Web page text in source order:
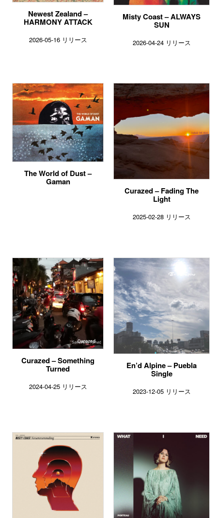
Newest Zealand –
HARMONY ATTACK
2026-05-16 リリース
Misty Coast – ALWAYS
SUN
2026-04-24 リリース
The World of Dust –
Gaman
Curazed – Fading The
Light
2025-02-28 リリース
Curazed – Something
Turned
2024-04-25 リリース
En’d Alpine – Puebla
Single
2023-12-05 リリース